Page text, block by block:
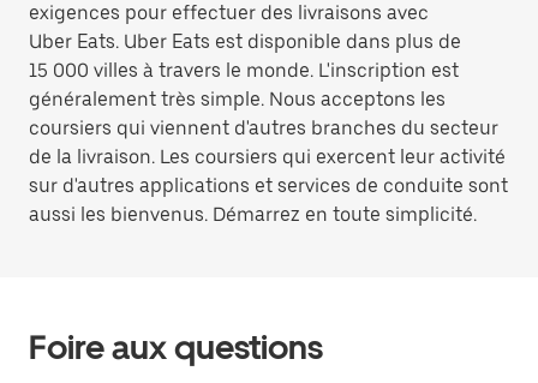
exigences pour effectuer des livraisons avec
Uber Eats. Uber Eats est disponible dans plus de
15 000 villes à travers le monde. L'inscription est
généralement très simple. Nous acceptons les
coursiers qui viennent d'autres branches du secteur
de la livraison. Les coursiers qui exercent leur activité
sur d'autres applications et services de conduite sont
aussi les bienvenus. Démarrez en toute simplicité.
Foire aux questions